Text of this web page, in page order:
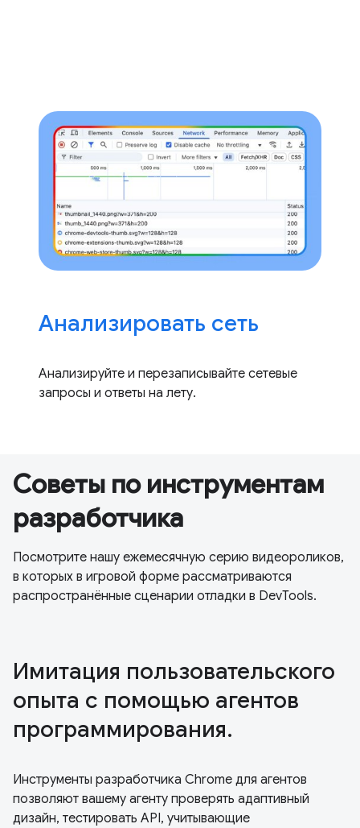
Анализировать сеть
Анализируйте и перезаписывайте сетевые
запросы и ответы на лету.
Советы по инструментам
разработчика
Посмотрите нашу ежемесячную серию видеороликов,
в которых в игровой форме рассматриваются
распространённые сценарии отладки в DevTools.
Имитация пользовательского
опыта с помощью агентов
программирования.
Инструменты разработчика Chrome для агентов
позволяют вашему агенту проверять адаптивный
дизайн, тестировать API, учитывающие